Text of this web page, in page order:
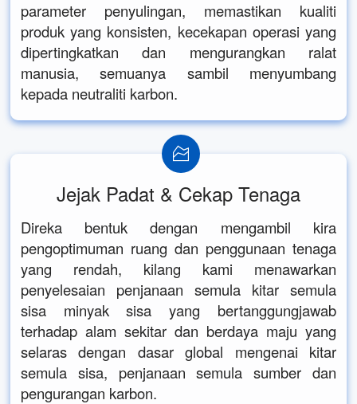
parameter penyulingan, memastikan kualiti
produk yang konsisten, kecekapan operasi yang
dipertingkatkan dan mengurangkan ralat
manusia, semuanya sambil menyumbang
kepada neutraliti karbon.
Jejak Padat & Cekap Tenaga
Direka bentuk dengan mengambil kira
pengoptimuman ruang dan penggunaan tenaga
yang rendah, kilang kami menawarkan
penyelesaian penjanaan semula kitar semula
sisa minyak sisa yang bertanggungjawab
terhadap alam sekitar dan berdaya maju yang
selaras dengan dasar global mengenai kitar
semula sisa, penjanaan semula sumber dan
pengurangan karbon.